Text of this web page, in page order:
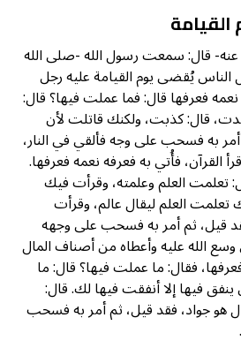
القيامة
قال: سمعت رسول الله -صلى الله
الناس يُقضى يوم القيامة عليه رجل
فعرفها قال: فما عملت فيها؟ قال:
قال: كذبت، ولكنك قاتلت لأن
به فسحب على وجه فألقي في النار،
القرآن، فأُتي به فعرفه نعمه فعرفها.
تعلمت العلم وعلمته، وقرأت فيك
تعلمت العلم ليقال عالم، وقرأت
قيل، ثم أمر به فسحب على وجهه
الله عليه وأعطاه من أصناف المال
فقال: ما عملت فيها؟ قال: ما
فيها إلا أنفقت فيها لك. قال:
هو جواد، فقد قيل، ثم أمر به فسحب